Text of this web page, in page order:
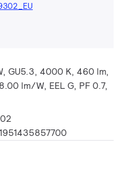
GU5.3, 4000 K, 460 lm,
lm/W, EEL G, PF 0.7,